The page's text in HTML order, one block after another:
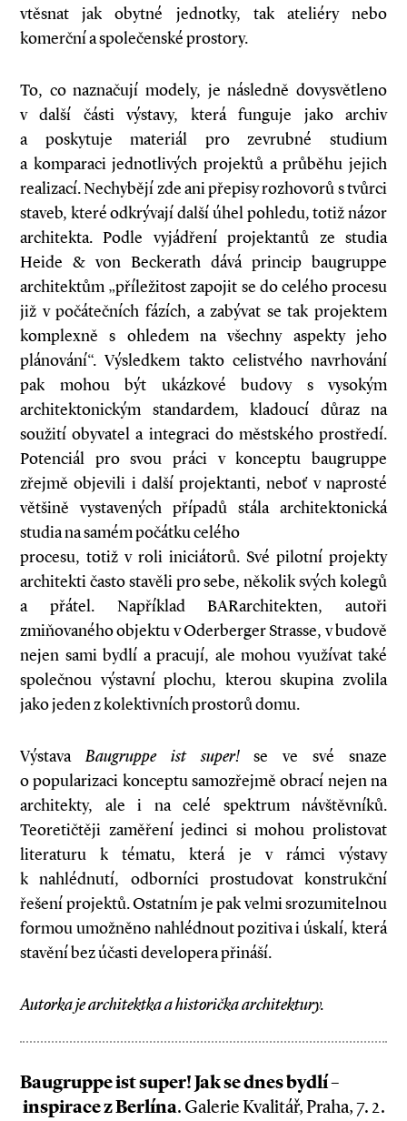
vtěsnat jak obytné jednotky, tak ateliéry nebo
komerční a společenské prostory.
To, co naznačují modely, je následně dovysvětleno
v další části výstavy, která funguje jako archiv
a poskytuje materiál pro zevrubné studium
a komparaci jednotlivých projektů a průběhu jejich
realizací. Nechybějí zde ani přepisy rozhovorů s tvůrci
staveb, které odkrývají další úhel pohledu, totiž názor
architekta. Podle vyjádření projektantů ze studia
Heide & von Beckerath dává princip baugruppe
architektům „příležitost zapojit se do celého procesu
již v počátečních fázích, a zabývat se tak projektem
komplexně s ohledem na všechny aspekty jeho
plánování“. Výsledkem takto celistvého navrhování
pak mohou být ukázkové budovy s vysokým
architektonickým standardem, kladoucí důraz na
soužití obyvatel a integraci do městského prostředí.
Potenciál pro svou práci v konceptu baugruppe
zřejmě objevili i další projektanti, neboť v naprosté
většině vystavených případů stála architektonická
studia na samém počátku celého
procesu, totiž v roli iniciátorů. Své pilotní projekty
architekti často stavěli pro sebe, několik svých kolegů
a přátel. Například BARarchitekten, autoři
zmiňovaného objektu v Oderberger Strasse, v budově
nejen sami bydlí a pracují, ale mohou využívat také
společnou výstavní plochu, kterou skupina zvolila
jako jeden z kolektivních prostorů domu.
VýstavaBaugruppe ist super!se ve své snaze
o popularizaci konceptu samozřejmě obrací nejen na
architekty, ale i na celé spektrum návštěvníků.
Teoretičtěji zaměření jedinci si mohou prolistovat
literaturu k tématu, která je v rámci výstavy
k nahlédnutí, odborníci prostudovat konstrukční
řešení projektů. Ostatním je pak velmi srozumitelnou
formou umožněno nahlédnout pozitiva i úskalí, která
stavění bez účasti developera přináší.
Autorka je architektka a historička architektury.
Baugruppe ist super! Jak se dnes bydlí –
inspirace z Berlína. Galerie Kvalitář, Praha, 7. 2.